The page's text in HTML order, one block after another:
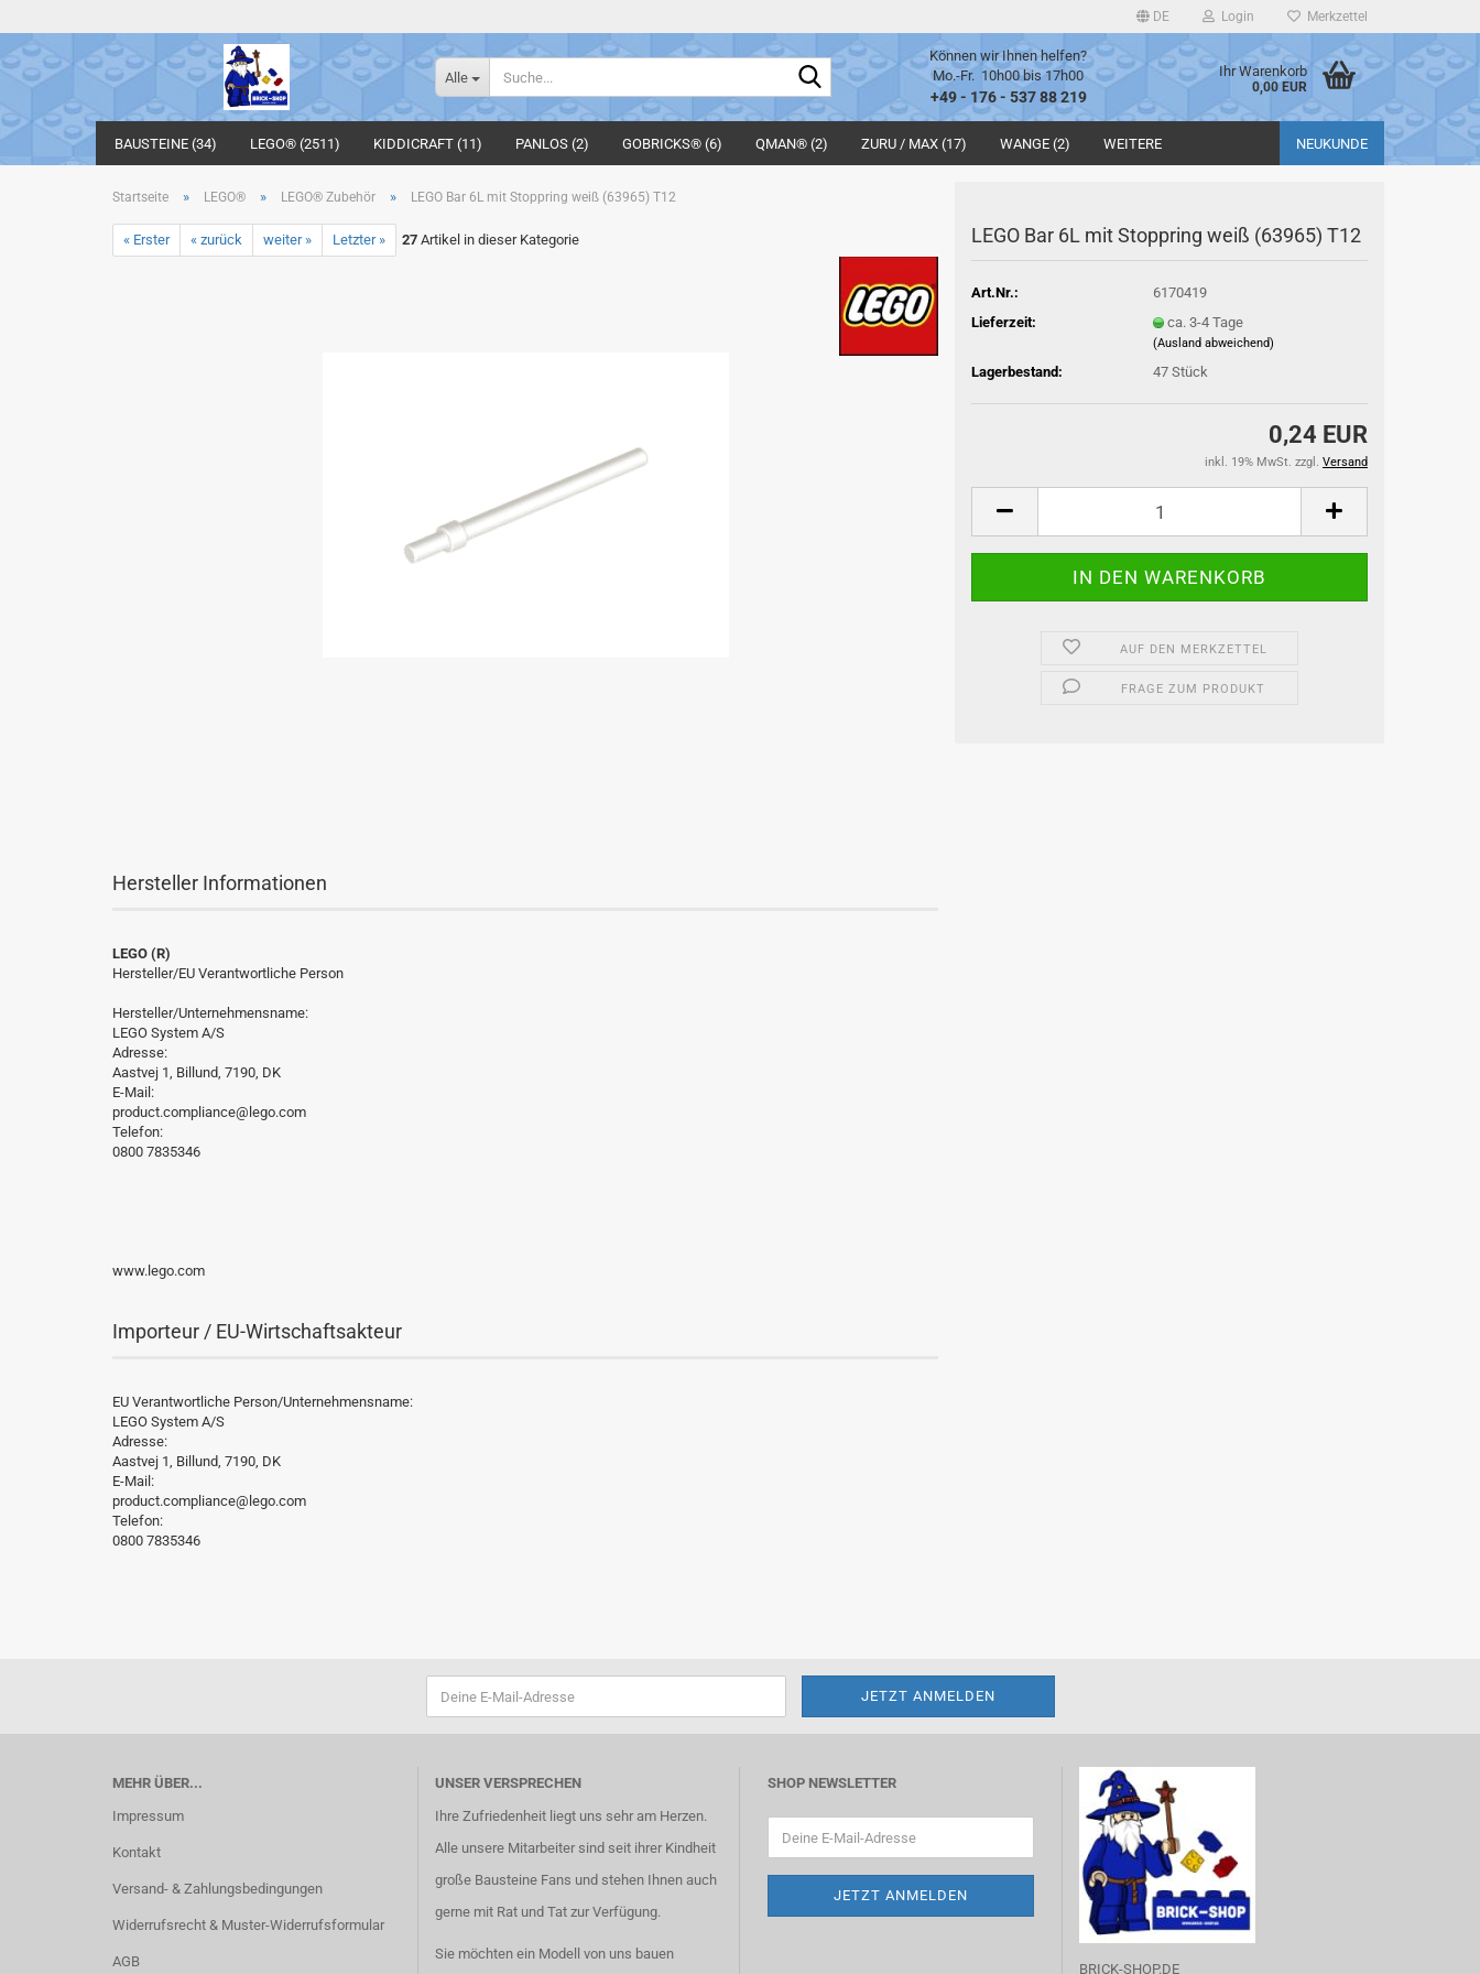
DE Login Merkzettel
Alle
Suche...
Können wir Ihnen helfen?
Mo.-Fr. 10h00 bis 17h00
+49 - 176 - 537 88 219
Ihr Warenkorb
0,00 EUR
BAUSTEINE (34) LEGO® (2511) KIDDICRAFT (11) PANLOS (2) GOBRICKS® (6) QMAN® (2) ZURU / MAX (17) WANGE (2) NEUKUNDE
WEITERE
Startseite » LEGO® » LEGO® Zubehör » LEGO Bar 6L mit Stoppring weiß (63965) T12
« Erster « zurück weiter » Letzter » 27 Artikel in dieser Kategorie LEGO Bar 6L mit Stoppring weiß (63965) T12
Art.Nr.:
6170419
Lieferzeit:
ca. 3-4 Tage
(Ausland abweichend)
Lagerbestand: 47 Stück
0,24 EUR
inkl. 19% MwSt. zzgl. Versand
AUF DEN MERKZETTEL
FRAGE ZUM PRODUKT
Hersteller Informationen
LEGO (R)
Hersteller/EU Verantwortliche Person
Hersteller/Unternehmensname:
LEGO System A/S
Adresse:
Aastvej 1, Billund, 7190, DK
E-Mail:
product.compliance@lego.com
Telefon:
0800 7835346
www.lego.com
Importeur / EU-Wirtschaftsakteur
EU Verantwortliche Person/Unternehmensname:
LEGO System A/S
Adresse:
Aastvej 1, Billund, 7190, DK
E-Mail:
product.compliance@lego.com
Telefon:
0800 7835346
MEHR ÜBER...
Impressum
Kontakt
Versand- & Zahlungsbedingungen
Widerrufsrecht & Muster-Widerrufsformular
AGB
UNSER VERSPRECHEN
Ihre Zufriedenheit liegt uns sehr am Herzen.
Alle unsere Mitarbeiter sind seit ihrer Kindheit
große Bausteine Fans und stehen Ihnen auch
gerne mit Rat und Tat zur Verfügung.
Sie möchten ein Modell von uns bauen
SHOP NEWSLETTER
BRICK-SHOP.DE